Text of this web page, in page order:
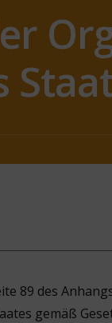
89 des
gemäß